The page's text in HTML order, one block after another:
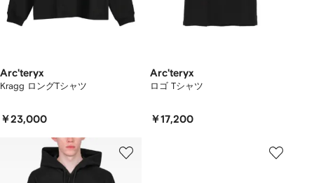
Arc'teryx
Kragg ロングTシャツ
￥23,000
Arc'teryx
ロゴ Tシャツ
￥17,200